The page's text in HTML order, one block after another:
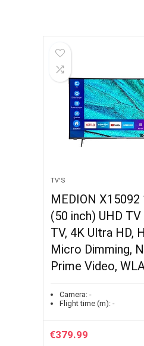
TV'S
MEDION X15092
(50 inch) UHD
TV, 4K Ultra HD,
Micro Dimming,
Prime Video,
Camera: -
Flight time (m): -
€379.99